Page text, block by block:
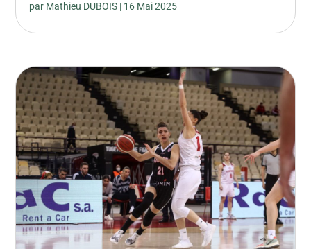
par Mathieu DUBOIS | 16 Mai 2025